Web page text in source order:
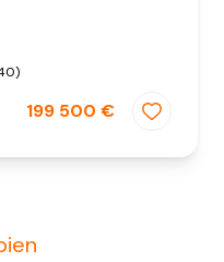
199 500 €